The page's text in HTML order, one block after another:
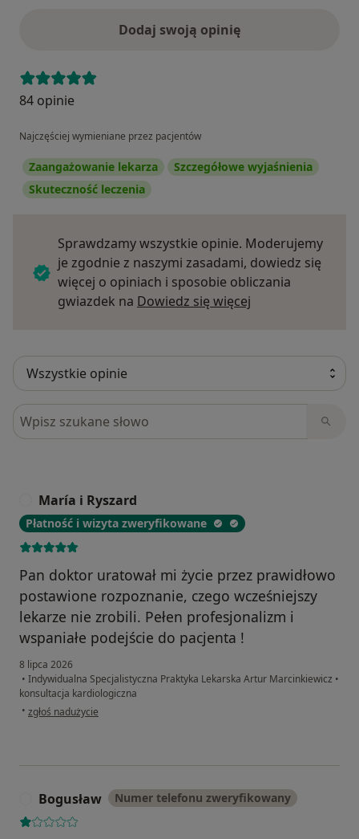
Dodaj swoją opinię
84 opinie
Najczęściej wymieniane przez pacjentów
Zaangażowanie lekarza
Szczegółowe wyjaśnienia
Skuteczność leczenia
Sprawdzamy wszystkie opinie. Moderujemy
je zgodnie z naszymi zasadami, dowiedz się
więcej o opiniach i sposobie obliczania
gwiazdek na Dowiedz się więcej
Szukaj w opiniach
María i Ryszard
Płatność i wizyta zweryfikowane
Pan doktor uratował mi życie przez prawidłowo
postawione rozpoznanie, czego wcześniejszy
lekarze nie zrobili. Pełen profesjonalizm i
wspaniałe podejście do pacjenta !
8 lipca 2026
• Indywidualna Specjalistyczna Praktyka Lekarska Artur Marcinkiewicz •
konsultacja kardiologiczna
• w opinii użytkownika María i Ryszard
zgłoś nadużycie
Bogusław Numer telefonu zweryfikowany